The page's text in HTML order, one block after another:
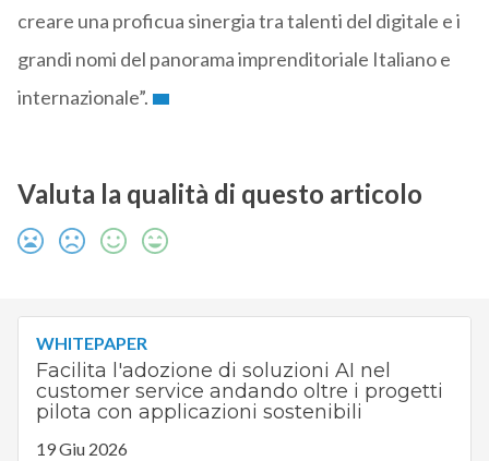
creare una proficua sinergia tra talenti del digitale e i
grandi nomi del panorama imprenditoriale Italiano e
internazionale”.
Valuta la qualità di questo articolo
WHITEPAPER
Facilita l'adozione di soluzioni AI nel
customer service andando oltre i progetti
pilota con applicazioni sostenibili
19 Giu 2026